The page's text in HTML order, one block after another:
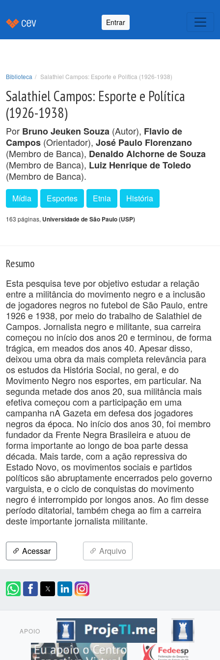
Entrar
Biblioteca Salathiel Campos: Esporte e Política (1926-1938)
Salathiel Campos: Esporte e Política
(1926-1938)
Por Bruno Jeuken Souza (Autor), Flavio de
Campos (Orientador), José Paulo Florenzano
(Membro de Banca), Denaldo Alchorne de Souza
(Membro de Banca), Luiz Henrique de Toledo
(Membro de Banca).
Mídia Esportes Etnia História
163 páginas, Universidade de São Paulo (USP)
Resumo
Esta pesquisa teve por objetivo estudar a relação
entre a militância do movimento negro e a inclusão
de jogadores negros no futebol de São Paulo, entre
1926 e 1938, por meio do trabalho de Salathiel de
Campos. Jornalista negro e militante, sua carreira
começou no início dos anos 20 e terminou, de forma
trágica, em meados dos anos 40. Apesar disso,
deixou uma obra da mais completa relevância para
os estudos da História Social, no geral, e do
Movimento Negro nos esportes, em particular. Na
segunda metade dos anos 20, sua militância mais
efetiva começou com a participação em uma
campanha nA Gazeta em defesa dos jogadores
negros da época. No início dos anos 30, foi membro
fundador da Frente Negra Brasileira e atuou de
forma importante ao longo de boa parte dessa
década. Mais tarde, com a ação repressiva do
Estado Novo, os movimentos sociais e partidos
políticos são abruptamente encerrados pelo governo
varguista, e o ciclo de conquistas do movimento
negro é interrompido por longos anos. Ao fim desse
período ditatorial, também chega ao fim a carreira
deste importante jornalista militante.
Acessar Arquivo
APOIO